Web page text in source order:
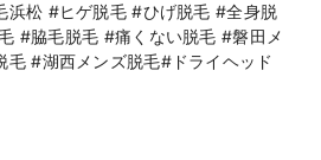
浜松 #ヒゲ脱毛 #ひげ脱毛 #全身脱
#脇毛脱毛 #痛くない脱毛 #磐田メ
毛 #湖西メンズ脱毛#ドライヘッド